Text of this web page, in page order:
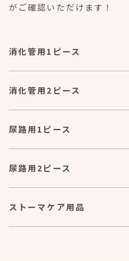
がご確認いただけます！
消化管用1ピース
消化管用2ピース
尿路用1ピース
尿路用2ピース
ストーマケア用品